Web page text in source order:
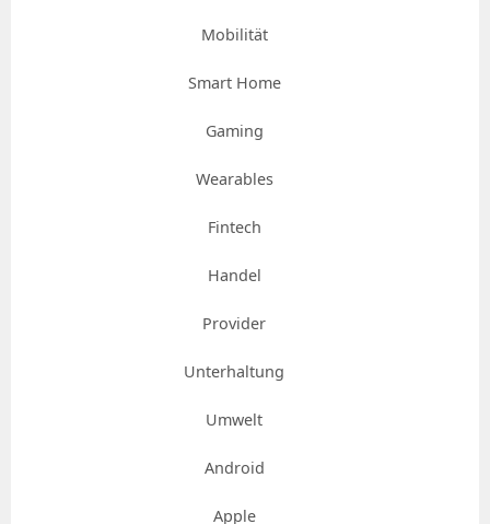
Mobilität
Smart Home
Gaming
Wearables
Fintech
Handel
Provider
Unterhaltung
Umwelt
Android
Apple